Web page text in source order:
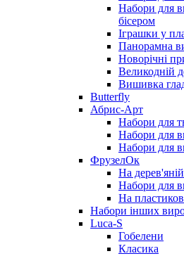
Набори для
бісером
Іграшки у
Панорамна
Новорічні
Великодній
Вишивка
Butterfly
Абрис-Арт
Набори для
Набори для
Набори для
ФрузелОк
На
Набори для
На
Набори інших
Luca-S
Гобелени
Класика